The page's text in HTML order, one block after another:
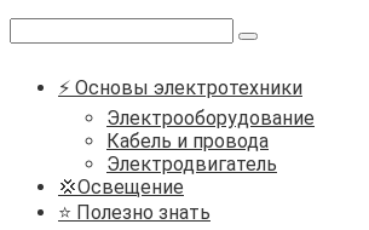
⚡ Основы электротехники
Электрооборудование
Кабель и провода
Электродвигатель
💢Освещение
⭐ Полезно знать